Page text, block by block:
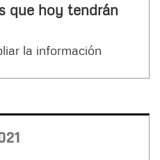
que hoy tendrán
la información